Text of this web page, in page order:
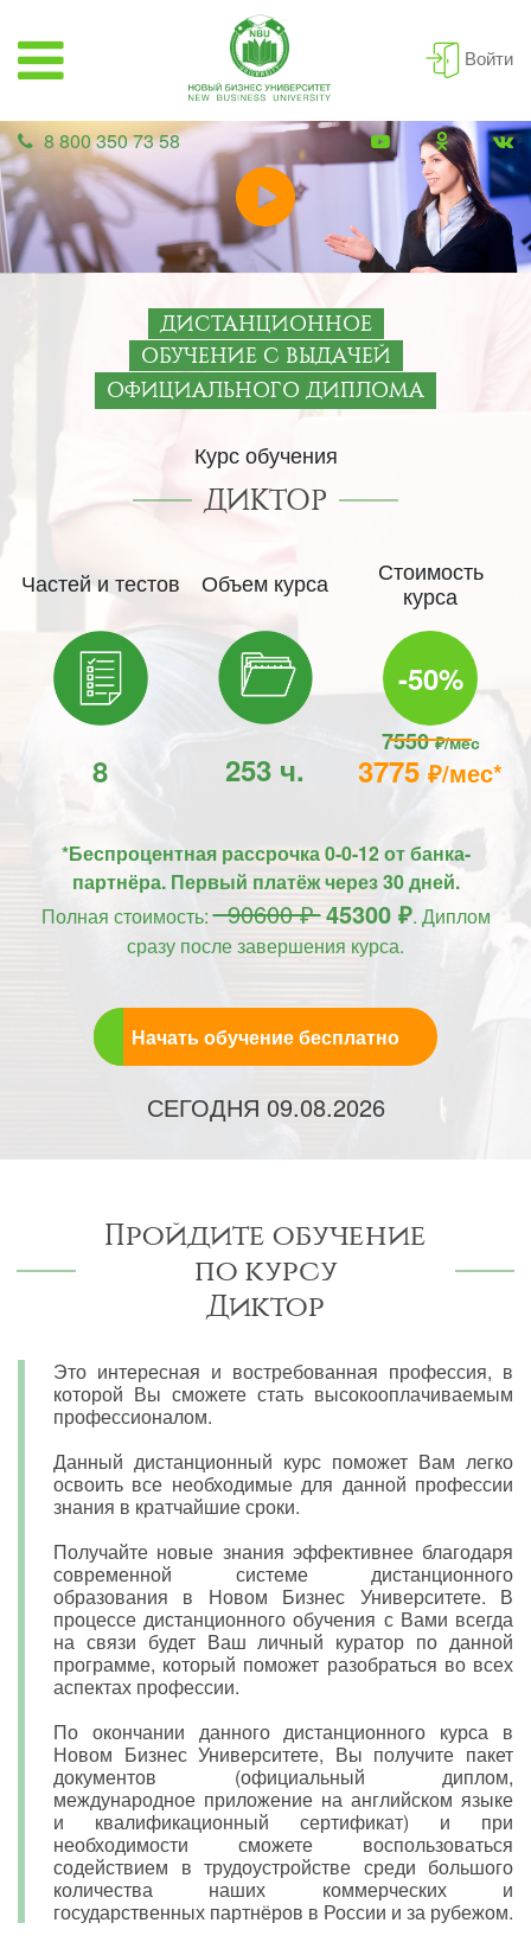
Войти
8 800 350 73 58
ДИСТАНЦИОННОЕ
ОБУЧЕНИЕ С ВЫДАЧЕЙ
ОФИЦИАЛЬНОГО ДИПЛОМА
Курс обучения
ДИКТОР
Частей и тестов
8
Объем курса
253 ч.
Стоимость
курса
-50%
7550₽/мес
3775₽/мес*
*Беспроцентная рассрочка 0-0-12 от банка-
партнёра. Первый платёж через 30 дней.
Полная стоимость:90600 ₽45300 ₽. Диплом
сразу после завершения курса.
Начать обучение бесплатно
СЕГОДНЯ 09.08.2026
Пройдите обучение
по курсу
Диктор
Это интересная и востребованная профессия, в
которой Вы сможете стать высокооплачиваемым
профессионалом.
Данный дистанционный курс поможет Вам легко
освоить все необходимые для данной профессии
знания в кратчайшие сроки.
Получайте новые знания эффективнее благодаря
современной системе дистанционного
образования в Новом Бизнес Университете. В
процессе дистанционного обучения с Вами всегда
на связи будет Ваш личный куратор по данной
программе, который поможет разобраться во всех
аспектах профессии.
По окончании данного дистанционного курса в
Новом Бизнес Университете, Вы получите пакет
документов (официальный диплом,
международное приложение на английском языке
и квалификационный сертификат) и при
необходимости сможете воспользоваться
содействием в трудоустройстве среди большого
количества наших коммерческих и
государственных партнёров в России и за рубежом.